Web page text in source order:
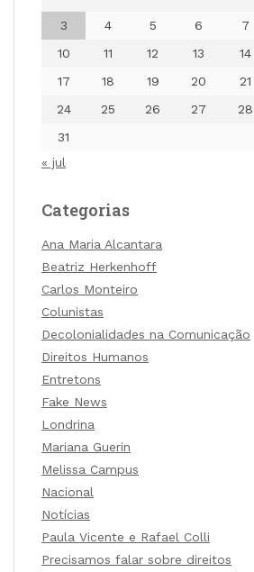
3
4 5 6 7
10
11 12 13 14
17
18 19 20 21
24
25 26 27 28
31
« jul
Categorias
Ana Maria Alcantara
Beatriz Herkenhoff
Carlos Monteiro
Colunistas
Decolonialidades na Comunicação
Direitos Humanos
Entretons
Fake News
Londrina
Mariana Guerin
Melissa Campus
Nacional
Notícias
Paula Vicente e Rafael Colli
Precisamos falar sobre direitos